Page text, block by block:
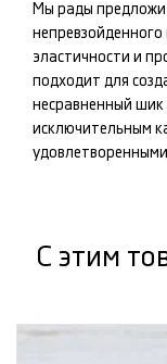
Мы рады
непревзойденного
эластичности и
подходит для
несравненный
исключительным
С этим